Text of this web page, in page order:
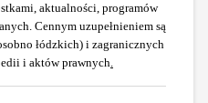
aktualności, programów
Cennym uzupełnieniem są
łódzkich) i zagranicznych
i aktów prawnych.